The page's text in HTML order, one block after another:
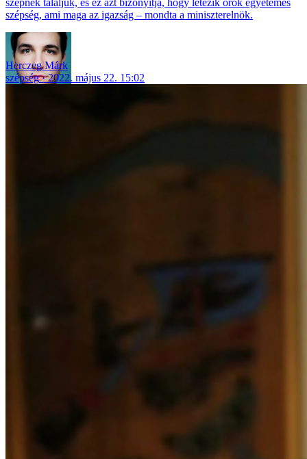
szépnek találjuk, és ez azt bizonyítja, hogy létezik örök egyetemes
szépség, ami maga az igazság – mondta a miniszterelnök.
Herczeg Márk
szépség
2022. május 22. 15:02